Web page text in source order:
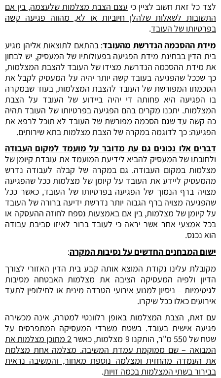
לצד כל זאת חשוב לציין כי עצם הצבת מצלמות שלעצמה, בין אם
התשובות לשאלות שלהלן חיוביות או לא, מהווה פגיעה קשה
בפרטיותו של העובד.
מידת ההסכמה הנדרשת מהעובד: בהתאם לתוצאות אליהן מגיע
בית הדין בבחינת מידת הפגיעה בפעולותיו של המעסיק, יש לבחון
את מידת ההסכמה הנדרשת מצידו של העובד להצבת המצלמות,
כך שככל שהפגיעה בעובד קשה יותר יהיה על המעסיק לקבל את
הסכמתו המפורשת של העובד להצבת המצלמות, בעוד שבמקרה
בו הפגיעה היא פחותה די יהיה ביידוע של העובד על הצבת
המצלמות. יתכנו מקרים בהם הפגיעה בפרטיותו של העובד תהיה
כה קשה עד שגם הסכמה מפורשת של העובד לא תוכל לרפא את
הפגיעה: כך לדוגמה במקרה של הצבת מצלמות בתא שירותים.
דברים אלו נכונים גם עת מדובר על מועמד למקום העבודה
ולחובתו של המעסיק להביא לידיעת המועמד את עובדת קיומן של
מצלמות במקום העבודה. גם במקרה של קבלה לעבודה נדרש
מהמעסיק ליידע את העובד על קיומן של מצלמות ככל שהפגיעה
מצויה ברף הנמוך של הפגיעה בפרטיותו של העובד, כאשר ככל
שהפגיעה מצויה ברף הגבוה יותר נדרשת ידיעה ברורה של העובד
על קיומן של מצלמות, בין אם באמצעות נספח לחוזה ההעסקה או
בכל אמצעי אחר אשר יראה כי לעובד ברור לאיזו סביבת עבודה
הוא נכנס.
ישום המבחנים החדשים על נסיבות המקרה:
מקובלת עלינו נקודת המוצא אותה קבע בית הדין האזורי לצורך
הדיון ולפיה המעסיקה הציבה את מצלמות האבטחה מסיבות
לגיטימיות – ניסיון למנוע אירועי הטרדה מינית או לחילופין לתעד
אירועים כאלו ככל שיקרו.
עם זאת, הצבת המצלמות באופן רלוונטי למטרה, אינה מכשירה
פגיעה אישית בעובד. בשטח משרדי המעסיקה המתפרסים על
שטח של 550 מ"ר, הותקנו 9 מצלמות, כאשר
2 מתוכן מצלמות את
המבואה – שם ממוקמת עמדת המשיבה. מצלמה אחת מצלמת
את העמדה מהחזית ומצלמה נוספת מאחור, והמשיבה נראית
בבירור בשתי המצלמות בכמה זויות.